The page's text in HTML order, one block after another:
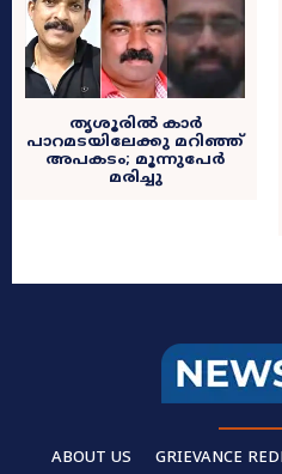
തൃശൂരിൽ കാർ
പാറമടയിലേക്കു മറിഞ്ഞ്
അപകടം; മൂന്നുപേർ
മരിച്ചു
ABOUT US GRIEVANCE